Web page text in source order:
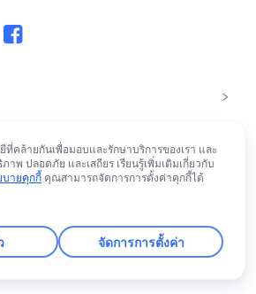
Português (Brasil)
한국어 日本語
中文
Pte. Ltd. Headquartered in
with offices worldwide.
ที่คล้ายกันเพื่อมอบและรักษาบริการของเรา และ
าพ ปลอดภัย และเสถียร เรียนรู้เพิ่มเติมเกี่ยวกับ
บายคุกกี้ คุณสามารถจัดการการตั้งค่าคุกกี้ได้
จัดการการตั้งค่า